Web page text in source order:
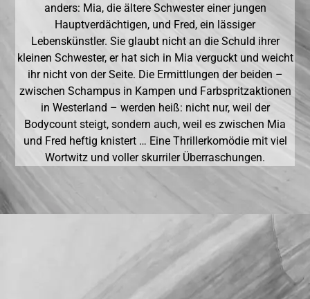
anders: Mia, die ältere Schwester einer jungen
Hauptverdächtigen, und Fred, ein lässiger
Lebenskünstler. Sie glaubt nicht an die Schuld ihrer
kleinen Schwester, er hat sich in Mia verguckt und weicht
ihr nicht von der Seite. Die Ermittlungen der beiden –
zwischen Schampus in Kampen und Farbspritzaktionen
in Westerland – werden heiß: nicht nur, weil der
Bodycount steigt, sondern auch, weil es zwischen Mia
und Fred heftig knistert … Eine Thrillerkomödie mit viel
Wortwitz und voller skurriler Überraschungen.